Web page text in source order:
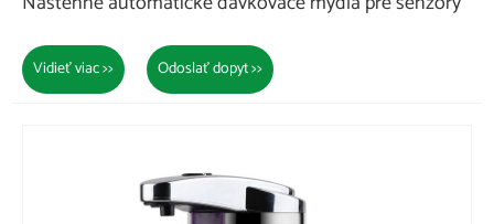
Vidieť viac >> Odoslať dopyt >>